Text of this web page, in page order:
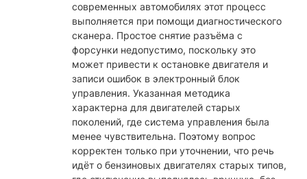
современных автомобилях этот процесс
выполняется при помощи диагностического
сканера. Простое снятие разъёма с
форсунки недопустимо, поскольку это
может привести к остановке двигателя и
записи ошибок в электронный блок
управления. Указанная методика
характерна для двигателей старых
поколений, где система управления была
менее чувствительна. Поэтому вопрос
корректен только при уточнении, что речь
идёт о бензиновых двигателях старых типов,